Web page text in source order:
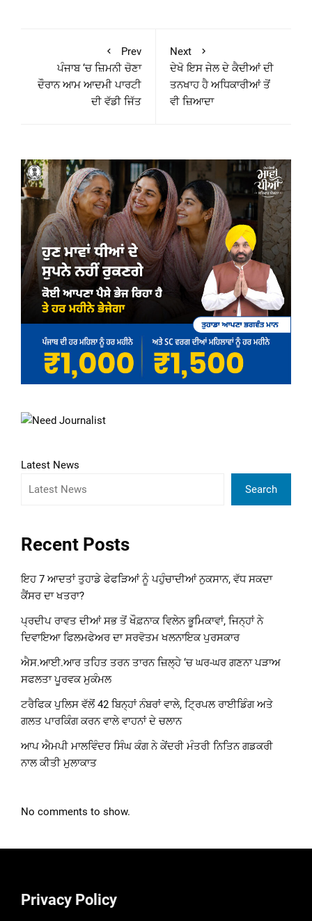
Prev
ਪੰਜਾਬ ‘ਚ ਜ਼ਿਮਨੀ ਚੋਣਾ
ਦੌਰਾਨ ਆਮ ਆਦਮੀ ਪਾਰਟੀ
ਦੀ ਵੱਡੀ ਜਿੱਤ
Next
ਦੇਖੋ ਇਸ ਜੇਲ ਦੇ ਕੈਦੀਆਂ ਦੀ
ਤਨਖਾਹ ਹੈ ਅਧਿਕਾਰੀਆਂ ਤੋਂ
ਵੀ ਜ਼ਿਆਦਾ
Latest News
Search
Recent Posts
ਇਹ 7 ਆਦਤਾਂ ਤੁਹਾਡੇ ਫੇਫੜਿਆਂ ਨੂੰ ਪਹੁੰਚਾਦੀਆਂ ਨੁਕਸਾਨ, ਵੱਧ ਸਕਦਾ
ਕੈਂਸਰ ਦਾ ਖਤਰਾ?
ਪ੍ਰਦੀਪ ਰਾਵਤ ਦੀਆਂ ਸਭ ਤੋਂ ਖੌਫ਼ਨਾਕ ਵਿਲੇਨ ਭੂਮਿਕਾਵਾਂ, ਜਿਨ੍ਹਾਂ ਨੇ
ਦਿਵਾਇਆ ਫਿਲਮਫੇਅਰ ਦਾ ਸਰਵੋਤਮ ਖਲਨਾਇਕ ਪੁਰਸਕਾਰ
ਐਸ.ਆਈ.ਆਰ ਤਹਿਤ ਤਰਨ ਤਾਰਨ ਜ਼ਿਲ੍ਹੇ ‘ਚ ਘਰ-ਘਰ ਗਣਨਾ ਪੜਾਅ
ਸਫਲਤਾ ਪੂਰਵਕ ਮੁਕੰਮਲ
ਟਰੈਫਿਕ ਪੁਲਿਸ ਵੱਲੋਂ 42 ਬਿਨ੍ਹਾਂ ਨੰਬਰਾਂ ਵਾਲੇ, ਟ੍ਰਿਪਲ ਰਾਈਡਿੰਗ ਅਤੇ
ਗਲਤ ਪਾਰਕਿੰਗ ਕਰਨ ਵਾਲੇ ਵਾਹਨਾਂ ਦੇ ਚਲਾਨ
ਆਪ ਐਮਪੀ ਮਾਲਵਿੰਦਰ ਸਿੰਘ ਕੰਗ ਨੇ ਕੇਂਦਰੀ ਮੰਤਰੀ ਨਿਤਿਨ ਗਡਕਰੀ
ਨਾਲ ਕੀਤੀ ਮੁਲਾਕਾਤ
No comments to show.
Privacy Policy